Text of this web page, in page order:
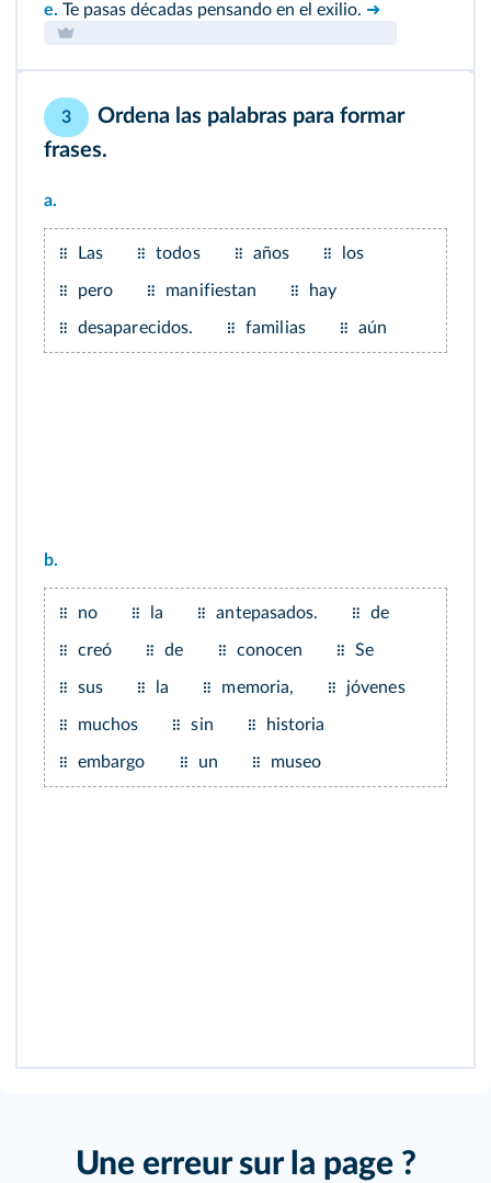
e. Te pasas décadas pensando en el exilio. ➜
3
Ordena las palabras para formar
frases.
a.
Las todos años los
pero manifiestan hay
desaparecidos. familias aún
b.
no la antepasados. de
creó de conocen Se
sus la memoria, jóvenes
muchos sin historia
embargo un museo
Une erreur sur la page ?